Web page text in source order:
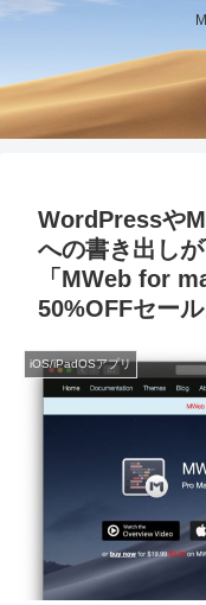
WordPressや
への書き出し
「MWeb for
50%OFFセール
iOS/iPadOSアプリ